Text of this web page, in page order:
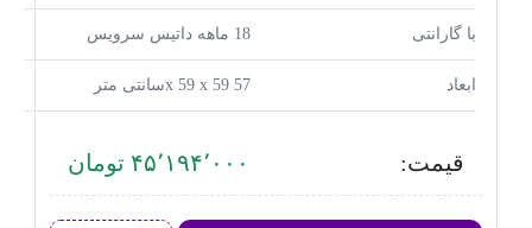
با گارانتی 18 ماهه داتیس سرویس
ابعاد 57 x 59 x 59سانتی متر
قیمت: ۴۵٬۱۹۴٬۰۰۰ تومان